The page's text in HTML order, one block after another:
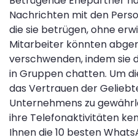
Nachrichten mit den
die sie betrügen, ohne
Mitarbeiter könnten
verschwenden, indem sie
in Gruppen chatten. Um
das Vertrauen der
Unternehmens zu
ihre Telefonaktivitäten
Ihnen die 10 besten